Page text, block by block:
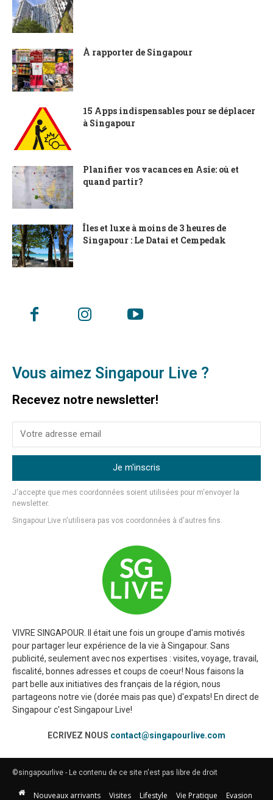
À rapporter de Singapour
15 Apps indispensables pour se déplacer
à Singapour
Planifier vos vacances en Asie: où et
quand partir?
Îles et luxe à moins de 3 heures de
Singapour : Le Datai et Cempedak
Vous aimez Singapour Live ?
Recevez notre newsletter!
Je m'inscris
J'accepte que mes coordonnées soient utilisées pour m'envoyer la
newsletter.
Singapour Live n'utilisera pas vos coordonnées à d'autres fins.
VIVRE SINGAPOUR. Il était une fois un groupe d'amis motivés
pour partager leur expérience de la vie à Singapour. Sans
publicité, seulement avec nos expertises : visites, voyage, travail,
fiscalité, bonnes adresses et coups de coeur! Nous faisons la
part belle aux initiatives des français de la région, nous
partageons notre vie (dorée mais pas que) d'expats! En direct de
Singapour c'est Singapour Live!
ECRIVEZ NOUS contact@singapourlive.com
©singapourlive - Le contenu de ce site n'est pas libre de droit
Nouveaux arrivants Visites Lifestyle Vie Pratique Evasion